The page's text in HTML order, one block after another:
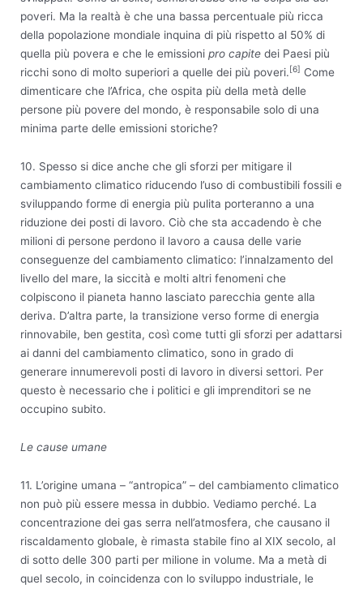
poveri. Ma la realtà è che una bassa percentuale più ricca
della popolazione mondiale inquina di più rispetto al 50% di
quella più povera e che le emissioni pro capite dei Paesi più
ricchi sono di molto superiori a quelle dei più poveri.[6] Come
dimenticare che l’Africa, che ospita più della metà delle
persone più povere del mondo, è responsabile solo di una
minima parte delle emissioni storiche?
10. Spesso si dice anche che gli sforzi per mitigare il
cambiamento climatico riducendo l’uso di combustibili fossili e
sviluppando forme di energia più pulita porteranno a una
riduzione dei posti di lavoro. Ciò che sta accadendo è che
milioni di persone perdono il lavoro a causa delle varie
conseguenze del cambiamento climatico: l’innalzamento del
livello del mare, la siccità e molti altri fenomeni che
colpiscono il pianeta hanno lasciato parecchia gente alla
deriva. D’altra parte, la transizione verso forme di energia
rinnovabile, ben gestita, così come tutti gli sforzi per adattarsi
ai danni del cambiamento climatico, sono in grado di
generare innumerevoli posti di lavoro in diversi settori. Per
questo è necessario che i politici e gli imprenditori se ne
occupino subito.
Le cause umane
11. L’origine umana – “antropica” – del cambiamento climatico
non può più essere messa in dubbio. Vediamo perché. La
concentrazione dei gas serra nell’atmosfera, che causano il
riscaldamento globale, è rimasta stabile fino al XIX secolo, al
di sotto delle 300 parti per milione in volume. Ma a metà di
quel secolo, in coincidenza con lo sviluppo industriale, le